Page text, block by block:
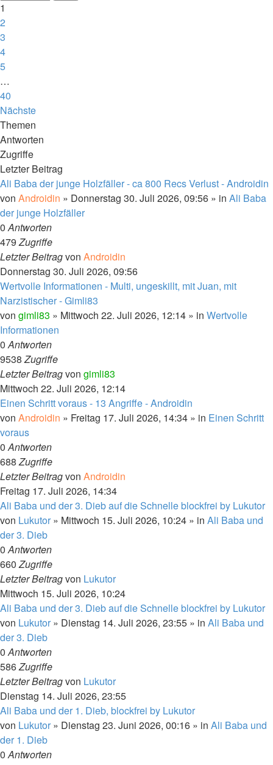
1
2
3
4
5
…
40
Nächste
Themen
Antworten
Zugriffe
Letzter Beitrag
Ali Baba der junge Holzfäller - ca 800 Recs Verlust - Androidin
von Androidin » Donnerstag 30. Juli 2026, 09:56 » in Ali Baba
der junge Holzfäller
0Antworten
479Zugriffe
Letzter Beitragvon Androidin
Donnerstag 30. Juli 2026, 09:56
Wertvolle Informationen - Multi, ungeskillt, mit Juan, mit
Narzistischer - Gimli83
von gimli83 » Mittwoch 22. Juli 2026, 12:14 » in Wertvolle
Informationen
0Antworten
9538Zugriffe
Letzter Beitragvon gimli83
Mittwoch 22. Juli 2026, 12:14
Einen Schritt voraus - 13 Angriffe - Androidin
von Androidin » Freitag 17. Juli 2026, 14:34 » in Einen Schritt
voraus
0Antworten
688Zugriffe
Letzter Beitragvon Androidin
Freitag 17. Juli 2026, 14:34
Ali Baba und der 3. Dieb auf die Schnelle blockfrei by Lukutor
von Lukutor » Mittwoch 15. Juli 2026, 10:24 » in Ali Baba und
der 3. Dieb
0Antworten
660Zugriffe
Letzter Beitragvon Lukutor
Mittwoch 15. Juli 2026, 10:24
Ali Baba und der 3. Dieb auf die Schnelle blockfrei by Lukutor
von Lukutor » Dienstag 14. Juli 2026, 23:55 » in Ali Baba und
der 3. Dieb
0Antworten
586Zugriffe
Letzter Beitragvon Lukutor
Dienstag 14. Juli 2026, 23:55
Ali Baba und der 1. Dieb, blockfrei by Lukutor
von Lukutor » Dienstag 23. Juni 2026, 00:16 » in Ali Baba und
der 1. Dieb
0Antworten